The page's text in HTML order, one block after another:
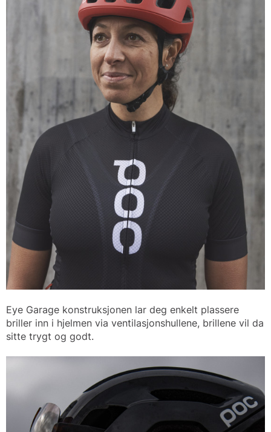
Eye Garage konstruksjonen lar deg enkelt plassere
briller inn i hjelmen via ventilasjonshullene, brillene vil da
sitte trygt og godt.